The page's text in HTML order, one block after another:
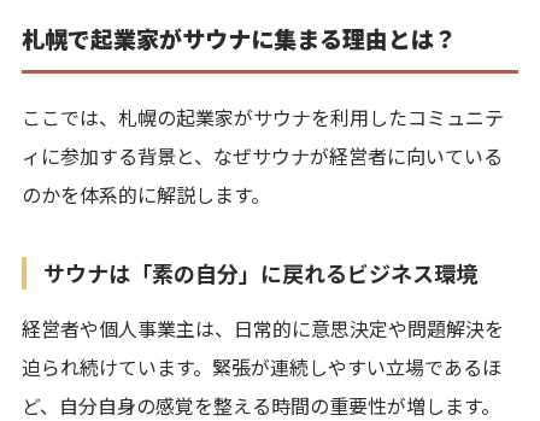
札幌で起業家がサウナに集まる理由とは？
ここでは、札幌の起業家がサウナを利用したコミュニテ
ィに参加する背景と、なぜサウナが経営者に向いている
のかを体系的に解説します。
サウナは「素の自分」に戻れるビジネス環境
経営者や個人事業主は、日常的に意思決定や問題解決を
迫られ続けています。緊張が連続しやすい立場であるほ
ど、自分自身の感覚を整える時間の重要性が増します。